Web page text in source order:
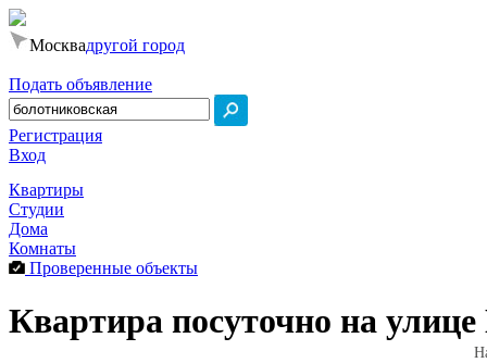
Москвадругой город
Подать объявление
Регистрация
Вход
Квартиры
Студии
Дома
Комнаты
Проверенные объекты
Квартира посуточно на